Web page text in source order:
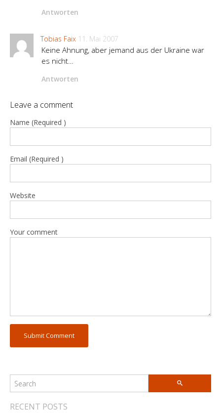
Antworten
Tobias Faix 11. Mai 2007
Keine Ahnung, aber jemand aus der Ukraine war
es nicht…
Antworten
Leave a comment
Name (Required )
Email (Required )
Website
Your comment
RECENT POSTS